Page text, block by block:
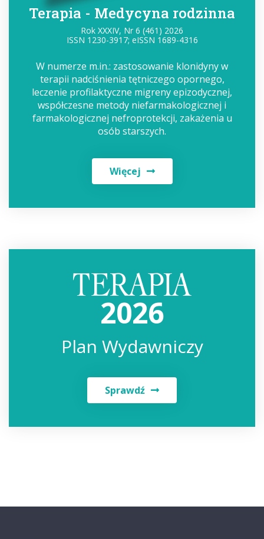
Terapia - Medycyna rodzinna
Rok XXXIV, Nr 6 (461) 2026
ISSN 1230-3917; eISSN 1689-4316
W numerze m.in.: zastosowanie klonidyny w
terapii nadciśnienia tętniczego opornego,
leczenie profilaktyczne migreny epizodycznej,
współczesne metody niefarmakologicznej i
farmakologicznej nefroprotekcji, zakażenia u
osób starszych.
Więcej
2026
Plan Wydawniczy
Sprawdź